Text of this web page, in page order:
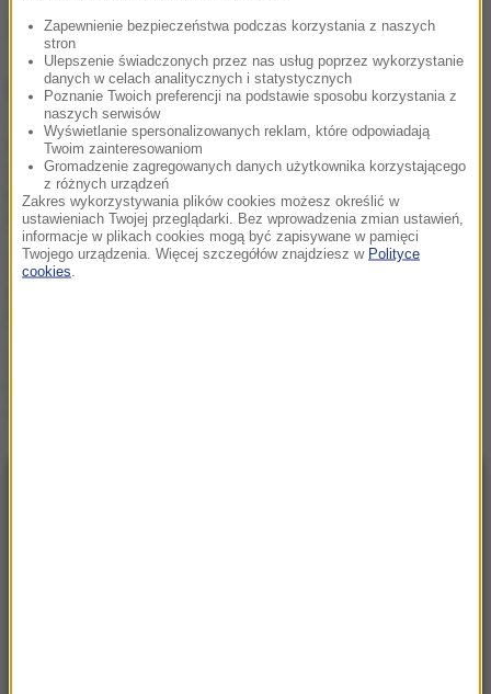
Źródło: RMF FM
NAJWAŻNIEJSZE FAKTY
„Na wciśnięcie guzika
zrobią coming out”.
Jeszcze kilku posłów
dołączy do Rozwój Plus?
Mobilizacja po
Zapewnienie bezpieczeństwa podczas korzystania z naszych
stron
Ulepszenie świadczonych przez nas usług poprzez wykorzystanie
danych w celach analitycznych i statystycznych
Poznanie Twoich preferencji na podstawie sposobu korzystania z
naszych serwisów
Wyświetlanie spersonalizowanych reklam, które odpowiadają
Twoim zainteresowaniom
Gromadzenie zagregowanych danych użytkownika korzystającego
z różnych urządzeń
Zakres wykorzystywania plików cookies możesz określić w
ustawieniach Twojej przeglądarki. Bez wprowadzenia zmian ustawień,
informacje w plikach cookies mogą być zapisywane w pamięci
Twojego urządzenia. Więcej szczegółów znajdziesz w Polityce
cookies